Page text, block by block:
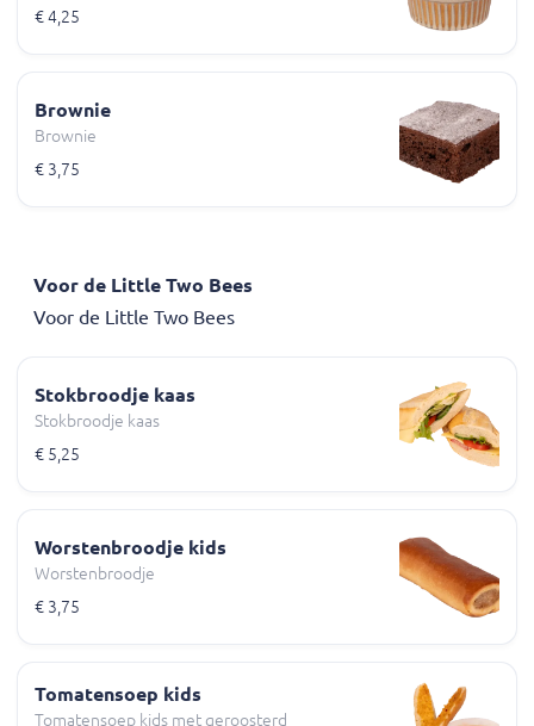
€ 4,25
Brownie
Brownie
€ 3,75
Voor de Little Two Bees
Voor de Little Two Bees
Stokbroodje kaas
Stokbroodje kaas
€ 5,25
Worstenbroodje kids
Worstenbroodje
€ 3,75
Tomatensoep kids
Tomatensoep kids met geroosterd